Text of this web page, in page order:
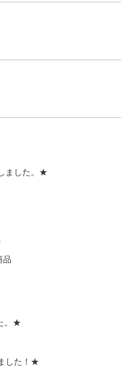
ました。★
品
。★
した！★